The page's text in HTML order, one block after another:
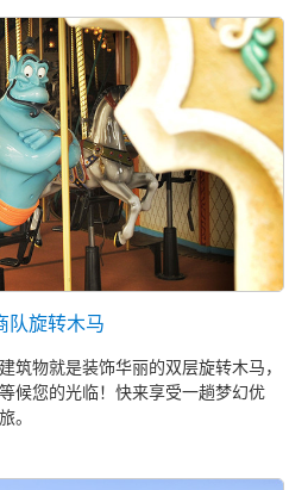
队旋转木马
筑物就是装饰华丽的双层旋转木马，
候您的光临！快来享受一趟梦幻优
。